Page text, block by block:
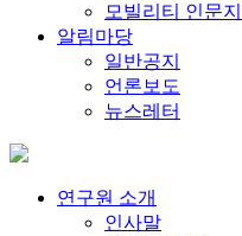
모빌리티 인문
알림마당
일반공지
언론보도
뉴스레터
연구원 소개
인사말